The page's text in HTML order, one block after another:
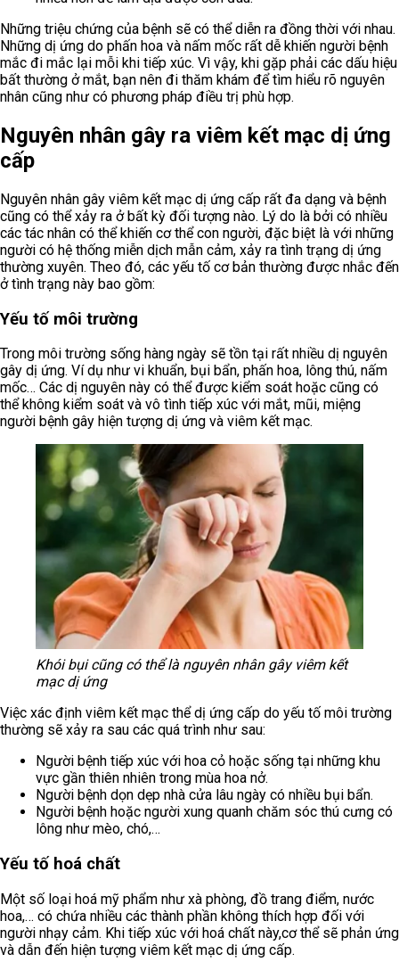
Những triệu chứng của bệnh sẽ có thể diễn ra đồng thời với nhau.
Những dị ứng do phấn hoa và nấm mốc rất dễ khiến người bệnh
mắc đi mắc lại mỗi khi tiếp xúc. Vì vậy, khi gặp phải các dấu hiệu
bất thường ở mắt, bạn nên đi thăm khám để tìm hiểu rõ nguyên
nhân cũng như có phương pháp điều trị phù hợp.
Nguyên nhân gây ra viêm kết mạc dị ứng
cấp
Nguyên nhân gây viêm kết mạc dị ứng cấp rất đa dạng và bệnh
cũng có thể xảy ra ở bất kỳ đối tượng nào. Lý do là bởi có nhiều
các tác nhân có thể khiến cơ thể con người, đặc biệt là với những
người có hệ thống miễn dịch mẫn cảm, xảy ra tình trạng dị ứng
thường xuyên. Theo đó, các yếu tố cơ bản thường được nhắc đến
ở tình trạng này bao gồm:
Yếu tố môi trường
Trong môi trường sống hàng ngày sẽ tồn tại rất nhiều dị nguyên
gây dị ứng. Ví dụ như vi khuẩn, bụi bẩn, phấn hoa, lông thú, nấm
mốc… Các dị nguyên này có thể được kiểm soát hoặc cũng có
thể không kiểm soát và vô tình tiếp xúc với mắt, mũi, miệng
người bệnh gây hiện tượng dị ứng và viêm kết mạc.
Khói bụi cũng có thể là nguyên nhân gây viêm kết
mạc dị ứng
Việc xác định viêm kết mạc thể dị ứng cấp do yếu tố môi trường
thường sẽ xảy ra sau các quá trình như sau:
Người bệnh tiếp xúc với hoa cỏ hoặc sống tại những khu
vực gần thiên nhiên trong mùa hoa nở.
Người bệnh dọn dẹp nhà cửa lâu ngày có nhiều bụi bẩn.
Người bệnh hoặc người xung quanh chăm sóc thú cưng có
lông như mèo, chó,…
Yếu tố hoá chất
Một số loại hoá mỹ phẩm như xà phòng, đồ trang điểm, nước
hoa,… có chứa nhiều các thành phần không thích hợp đối với
người nhạy cảm. Khi tiếp xúc với hoá chất này,cơ thể sẽ phản ứng
và dẫn đến hiện tượng viêm kết mạc dị ứng cấp.